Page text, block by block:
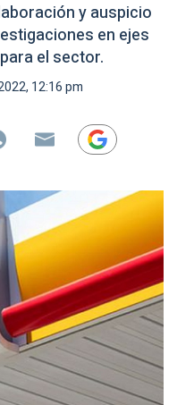
y auspicio
en ejes
el sector.
12:16 pm